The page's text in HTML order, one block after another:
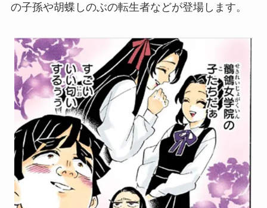
の子孫や胡蝶しのぶの転生者などが登場します。